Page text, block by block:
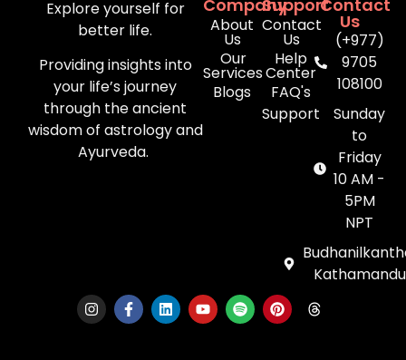
Explore yourself for
better life.
Providing insights into
your life’s journey
through the ancient
wisdom of astrology and
Ayurveda.
Company
About
Us
Our
Services
Blogs
Support
Contact
Us
Help
Center
FAQ's
Support
Contact
Us
(+977)
9705
108100
Sunday
to
Friday
10 AM -
5PM
NPT
Kathamandu